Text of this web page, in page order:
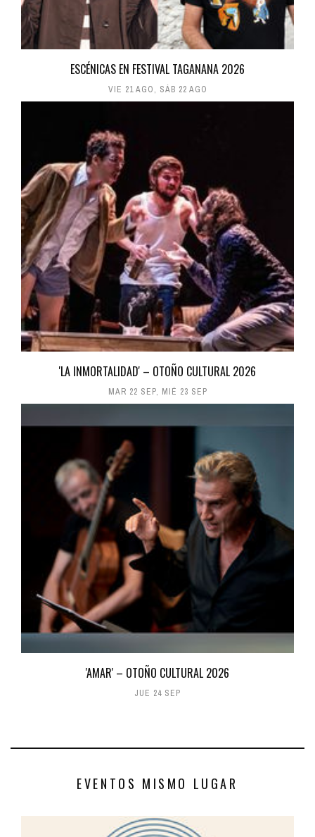
ESCÉNICAS EN FESTIVAL TAGANANA 2026
VIE 21 AGO, SÁB 22 AGO
'LA INMORTALIDAD' – OTOÑO CULTURAL 2026
MAR 22 SEP, MIÉ 23 SEP
'AMAR' – OTOÑO CULTURAL 2026
JUE 24 SEP
EVENTOS MISMO LUGAR